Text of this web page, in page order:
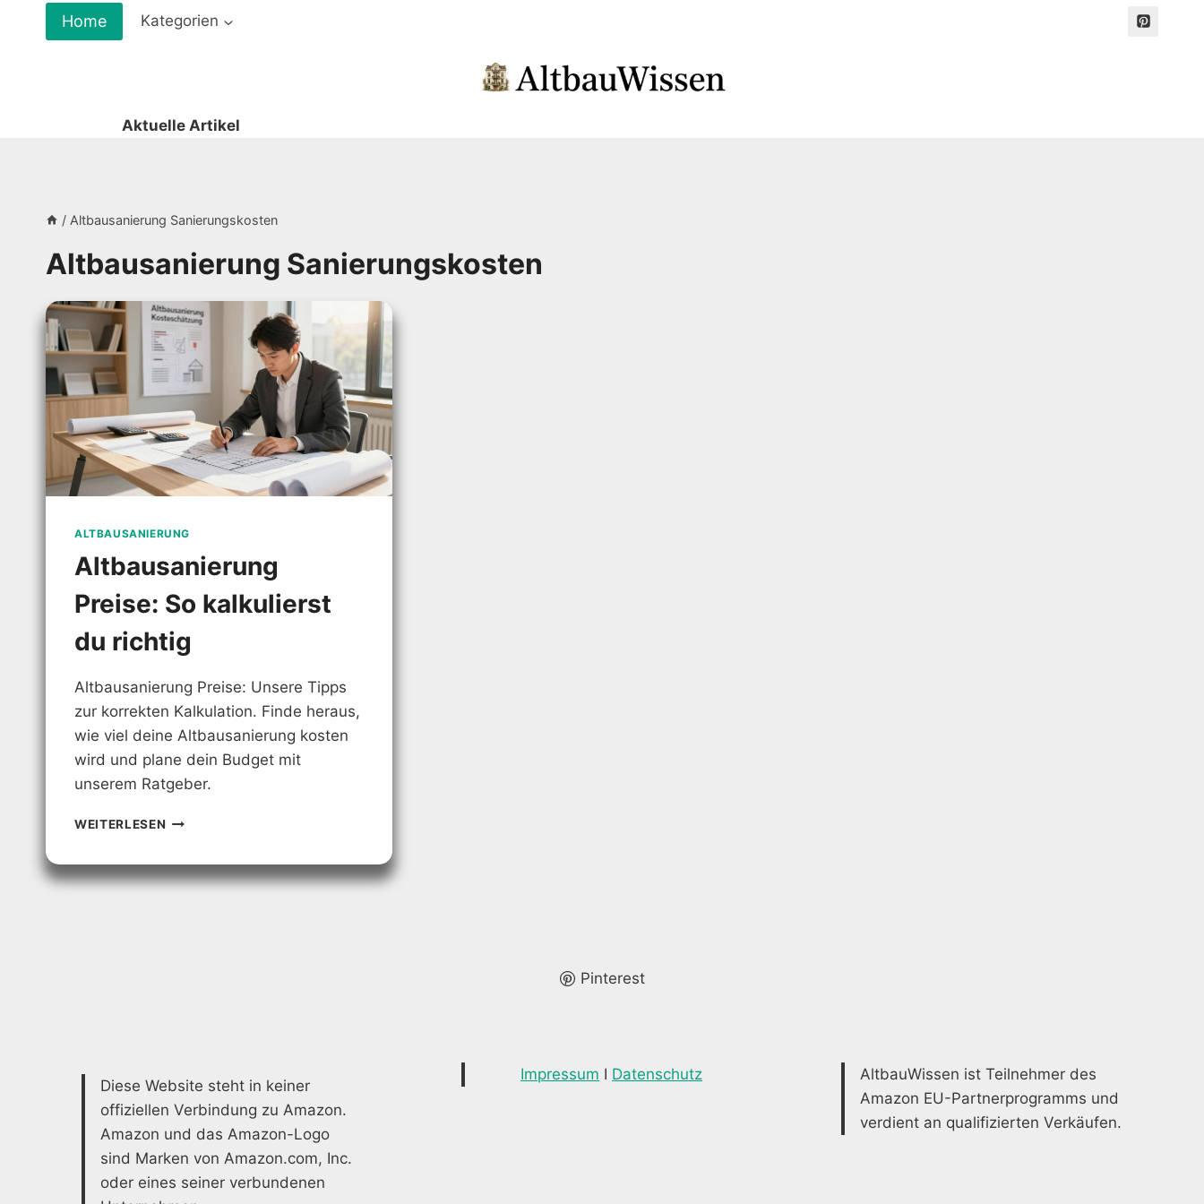
Home Kategorien
Aktuelle Artikel
/ Altbausanierung Sanierungskosten
Altbausanierung Sanierungskosten
ALTBAUSANIERUNG
Altbausanierung
Preise: So kalkulierst
du richtig
Altbausanierung Preise: Unsere Tipps
zur korrekten Kalkulation. Finde heraus,
wie viel deine Altbausanierung kosten
wird und plane dein Budget mit
unserem Ratgeber.
WEITERLESEN ALTBAUSANIERUNG
KALKULIERST
Pinterest
Diese Website steht in keiner
offiziellen Verbindung zu Amazon.
Amazon und das Amazon-Logo
sind Marken von Amazon.com, Inc.
oder eines seiner verbundenen
Impressum I Datenschutz
AltbauWissen ist Teilnehmer des
Amazon EU-Partnerprogramms und
verdient an qualifizierten Verkäufen.